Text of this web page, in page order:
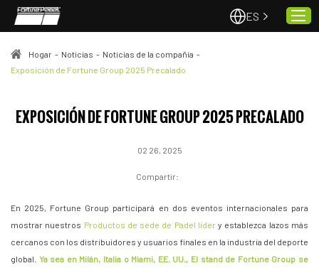
Pistas de pádel
Sobre nosotros
Noticias
ES
Hogar - Noticias - Noticias de la compañía -
Exposición de Fortune Group 2025 Precalado
EXPOSICIÓN DE FORTUNE GROUP 2025 PRECALADO
02 26, 2025
Compartir:
En 2025, Fortune Group participará en dos eventos internacionales para
mostrar nuestros Productos de sede de Padel lídery establezca lazos más
cercanos con los distribuidores y usuarios finales en la industria del deporte
global. Ya sea en Milán, Italia o Miami, EE. UU., El stand de Fortune Group se